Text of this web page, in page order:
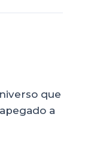
que
a